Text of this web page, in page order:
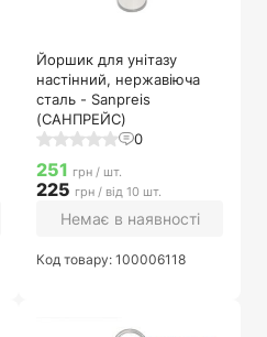
Йоршик для унітазу
настінний, нержавіюча
сталь - Sanpreis
(САНПРЕЙС)
0
251 грн / шт.
225 грн / від 10 шт.
Немає в наявності
Код товару: 100006118